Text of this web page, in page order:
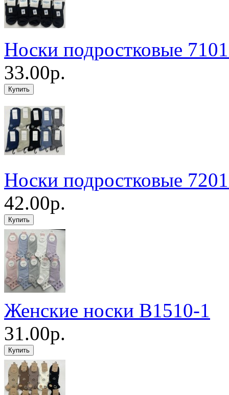
Носки подростковые
33.00р.
Носки подростковые
42.00р.
Женские носки B1510-1
31.00р.